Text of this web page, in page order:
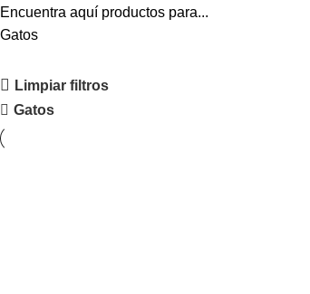
Encuentra aquí productos para...
Gatos
Limpiar filtros
Gatos